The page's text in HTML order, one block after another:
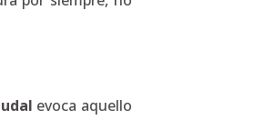
evoca aquello